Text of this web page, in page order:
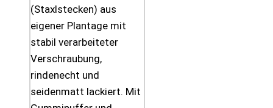
(Staxlstecken) aus
eigener Plantage mit
stabil verarbeiteter
Verschraubung,
rindenecht und
seidenmatt lackiert. Mit